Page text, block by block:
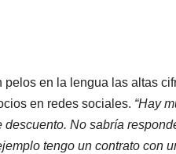
pelos en la lengua las altas
en redes sociales. “Hay
No sabría
tengo un contrato con